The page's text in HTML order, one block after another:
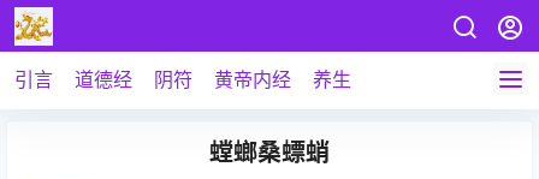
引言 道德经 阴符 黄帝内经 养生
螳螂桑螵蛸